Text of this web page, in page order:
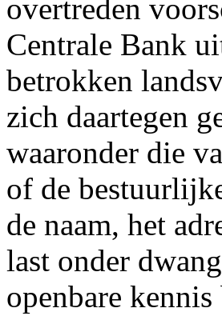
overtreden
Centrale Bank
betrokken
zich daartegen
waaronder die
of de
de naam, het
last onder
openbare kennis